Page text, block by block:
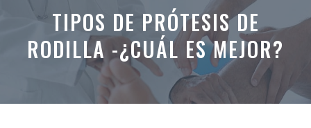
TIPOS DE PRÓTESIS DE
RODILLA -¿CUÁL ES MEJOR?